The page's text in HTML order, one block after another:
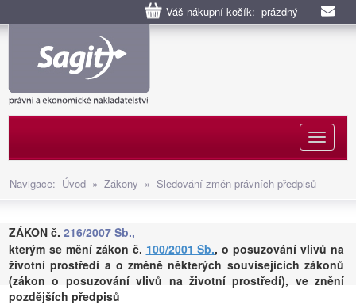
Váš nákupní košík: prázdný
Navigace: Úvod » Zákony » Sledování změn právních předpisů
ZÁKON č. 216/2007 Sb.,
kterým se mění zákon č. 100/2001 Sb., o posuzování vlivů na
životní prostředí a o změně některých souvisejících zákonů
(zákon o posuzování vlivů na životní prostředí), ve znění
pozdějších předpisů